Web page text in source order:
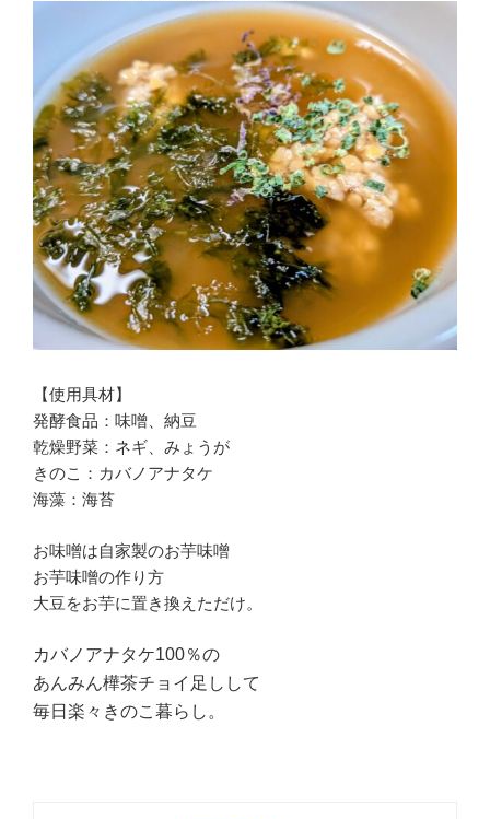
【使用具材】
発酵食品：味噌、納豆
乾燥野菜：ネギ、みょうが
きのこ：カバノアナタケ
海藻：海苔
お味噌は自家製のお芋味噌
お芋味噌の作り方
大豆をお芋に置き換えただけ。
カバノアナタケ100％の
あんみん樺茶チョイ足しして
毎日楽々きのこ暮らし。